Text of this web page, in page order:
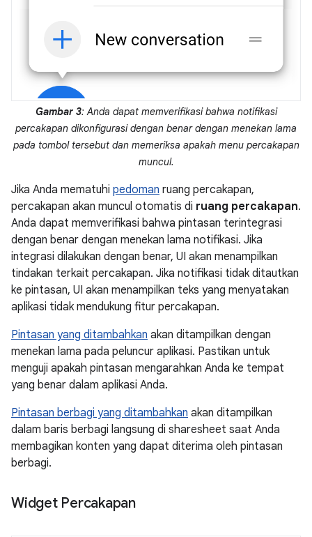
Gambar 3: Anda dapat memverifikasi bahwa notifikasi
percakapan dikonfigurasi dengan benar dengan menekan lama
pada tombol tersebut dan memeriksa apakah menu percakapan
muncul.
Jika Anda mematuhi pedoman ruang percakapan,
percakapan akan muncul otomatis di ruang percakapan.
Anda dapat memverifikasi bahwa pintasan terintegrasi
dengan benar dengan menekan lama notifikasi. Jika
integrasi dilakukan dengan benar, UI akan menampilkan
tindakan terkait percakapan. Jika notifikasi tidak ditautkan
ke pintasan, UI akan menampilkan teks yang menyatakan
aplikasi tidak mendukung fitur percakapan.
Pintasan yang ditambahkan akan ditampilkan dengan
menekan lama pada peluncur aplikasi. Pastikan untuk
menguji apakah pintasan mengarahkan Anda ke tempat
yang benar dalam aplikasi Anda.
Pintasan berbagi yang ditambahkan akan ditampilkan
dalam baris berbagi langsung di sharesheet saat Anda
membagikan konten yang dapat diterima oleh pintasan
berbagi.
Widget Percakapan